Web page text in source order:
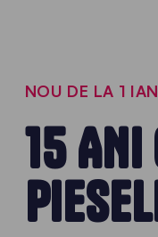
NOU DE LA 1
15 ANI